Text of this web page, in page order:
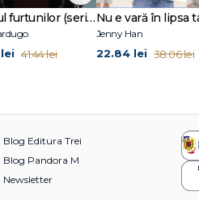
scris colecția de povestiri Unclean
York Times, O: The Oprah
Regatul furtunilor (seria Grisha, vol. 2)
41.44 lei
Jenny Han
22.84 lei 38.06 lei
Blog Editura Trei
Blog Pandora M
Newsletter